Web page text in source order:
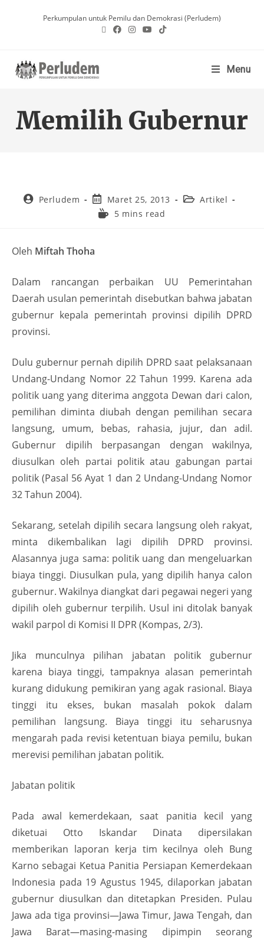
Perkumpulan untuk Pemilu dan Demokrasi (Perludem)
Menu
Memilih Gubernur
Perludem Maret 25, 2013
Artikel
5 mins read
Oleh Miftah Thoha
Dalam rancangan perbaikan UU Pemerintahan
Daerah usulan pemerintah disebutkan bahwa jabatan
gubernur kepala pemerintah provinsi dipilih DPRD
provinsi.
Dulu gubernur pernah dipilih DPRD saat pelaksanaan
Undang-Undang Nomor 22 Tahun 1999. Karena ada
politik uang yang diterima anggota Dewan dari calon,
pemilihan diminta diubah dengan pemilihan secara
langsung, umum, bebas, rahasia, jujur, dan adil.
Gubernur dipilih berpasangan dengan wakilnya,
diusulkan oleh partai politik atau gabungan partai
politik (Pasal 56 Ayat 1 dan 2 Undang-Undang Nomor
32 Tahun 2004).
Sekarang, setelah dipilih secara langsung oleh rakyat,
minta dikembalikan lagi dipilih DPRD provinsi.
Alasannya juga sama: politik uang dan mengeluarkan
biaya tinggi. Diusulkan pula, yang dipilih hanya calon
gubernur. Wakilnya diangkat dari pegawai negeri yang
dipilih oleh gubernur terpilih. Usul ini ditolak banyak
wakil parpol di Komisi II DPR (Kompas, 2/3).
Jika munculnya pilihan jabatan politik gubernur
karena biaya tinggi, tampaknya alasan pemerintah
kurang didukung pemikiran yang agak rasional. Biaya
tinggi itu ekses, bukan masalah pokok dalam
pemilihan langsung. Biaya tinggi itu seharusnya
mengarah pada revisi ketentuan biaya pemilu, bukan
merevisi pemilihan jabatan politik.
Jabatan politik
Pada awal kemerdekaan, saat panitia kecil yang
diketuai Otto Iskandar Dinata dipersilakan
memberikan laporan kerja tim kecilnya oleh Bung
Karno sebagai Ketua Panitia Persiapan Kemerdekaan
Indonesia pada 19 Agustus 1945, dilaporkan jabatan
gubernur diusulkan dan ditetapkan Presiden. Pulau
Jawa ada tiga provinsi—Jawa Timur, Jawa Tengah, dan
Jawa Barat—masing-masing dipimpin seorang